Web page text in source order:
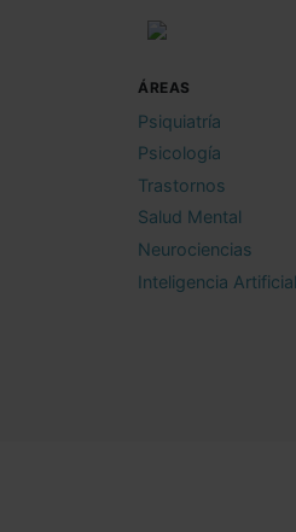
ÁREAS
Psiquiatría
Psicología
Trastornos
Salud Mental
Neurociencias
Inteligencia Artificial